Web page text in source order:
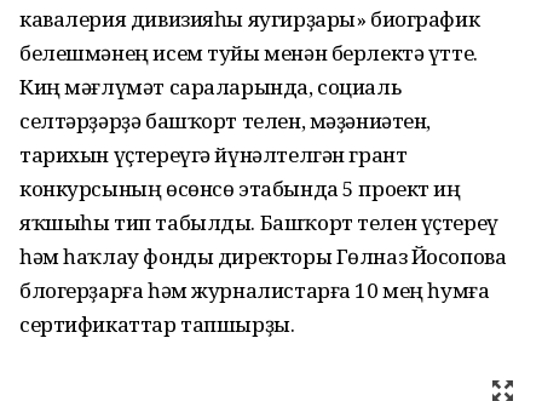
кавалерия дивизияһы яугирҙары» биографик
белешмәнең исем туйы менән берлектә үтте.
Киң мәғлүмәт сараларында, социаль
селтәрҙәрҙә башҡорт телен, мәҙәниәтен,
тарихын үҫтереүгә йүнәлтелгән грант
конкурсының өсөнсө этабында 5 проект иң
яҡшыһы тип табылды. Башҡорт телен үҫтереү
һәм һаҡлау фонды директоры Гөлназ Йосопова
блогерҙарға һәм журналистарға 10 мең һумға
сертификаттар тапшырҙы.